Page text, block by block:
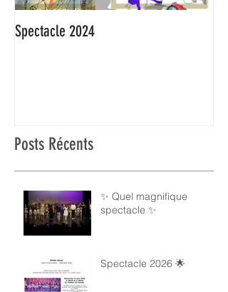
Spectacle 2024
Posts Récents
✨ Quel magnifique
spectacle ✨
Spectacle 2026 🌟